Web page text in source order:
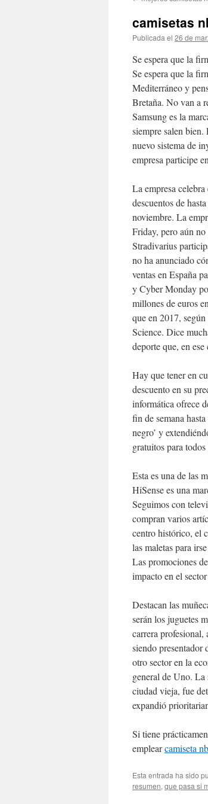
contenido
camisetas
Publicada el 26 de
Se espera que la
Se espera que la
Mediterráneo y
Bretaña. No van a
Samsung es la
siempre salen
nuevo sistema de
empresa participe
La empresa
descuentos de
noviembre. La
Friday, pero aún
Stradivarius
no ha anunciado
ventas en España
y Cyber Monday
millones de euros
que en 2017,
Science. Dice
deporte que, en
Hay que tener en
descuento en su
informática ofrece
fin de semana
negro’ y
gratuitos para
Esta es una de las
HiSense es una
Seguimos con
compran varios
centro histórico, el
las maletas para
Las promociones
impacto en el
Destacan las
serán los juguetes
carrera profesional,
siendo
otro sector en la
general de Uno. La
ciudad vieja, fue
expandió
Si tiene
emplearcamiseta
Esta entrada ha sido
resumen, que pasa si